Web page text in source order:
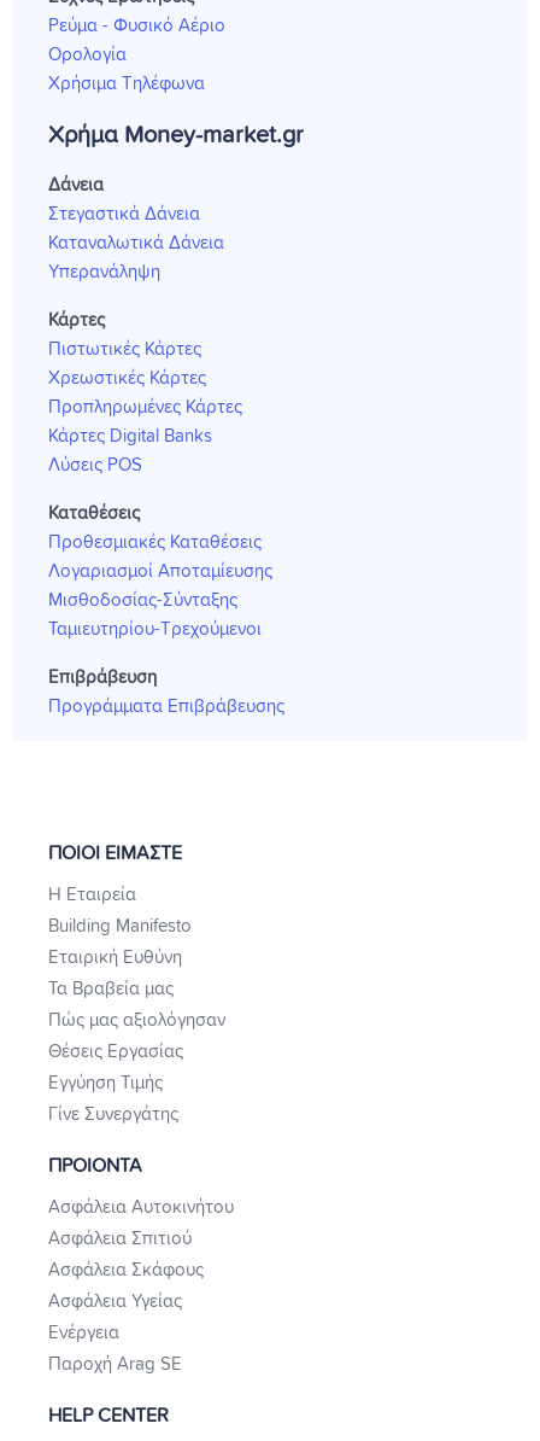
Ρεύμα - Φυσικό Αέριο
Ορολογία
Χρήσιμα Τηλέφωνα
Χρήμα Money-market.gr
Δάνεια
Στεγαστικά Δάνεια
Καταναλωτικά Δάνεια
Υπερανάληψη
Κάρτες
Πιστωτικές Κάρτες
Χρεωστικές Κάρτες
Προπληρωμένες Κάρτες
Κάρτες Digital Banks
Λύσεις POS
Καταθέσεις
Προθεσμιακές Καταθέσεις
Λογαριασμοί Αποταμίευσης
Μισθοδοσίας-Σύνταξης
Ταμιευτηρίου-Τρεχούμενοι
Επιβράβευση
Προγράμματα Επιβράβευσης
ΠΟΙΟΙ ΕΙΜΑΣΤΕ
Η Εταιρεία
Building Manifesto
Εταιρική Ευθύνη
Τα Βραβεία μας
Πώς μας αξιολόγησαν
Θέσεις Εργασίας
Εγγύηση Τιμής
Γίνε Συνεργάτης
ΠΡΟΙΟΝΤΑ
Ασφάλεια Αυτοκινήτου
Ασφάλεια Σπιτιού
Ασφάλεια Σκάφους
Ασφάλεια Υγείας
Ενέργεια
Παροχή Arag SE
HELP CENTER